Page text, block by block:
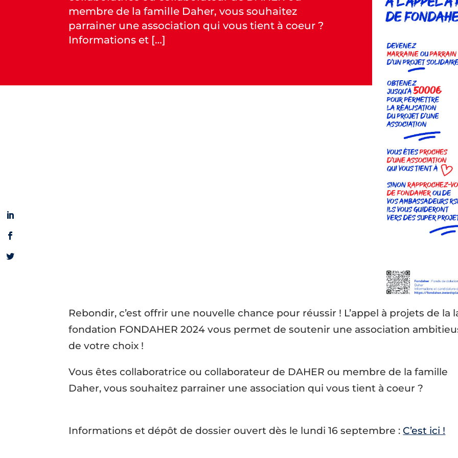
membre de la famille Daher, vous souhaitez
parrainer une association qui vous tient à coeur ?
Informations et […]
Rebondir, c’est offrir une nouvelle chance pour réussir ! L’appel à projets de la
fondation FONDAHER 2024 vous permet de soutenir une association
de votre choix !
Vous êtes collaboratrice ou collaborateur de DAHER ou membre de la famille
Daher, vous souhaitez parrainer une association qui vous tient à coeur ?
Informations et dépôt de dossier ouvert dès le lundi 16 septembre : C’est ici !